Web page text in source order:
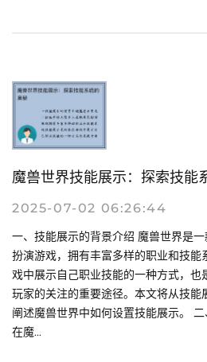
魔兽世界技能展示：探索技能
2025-07-02 06:26:44
一、技能展示的背景介绍 魔兽世界是
扮演游戏，拥有丰富多样的职业和技能
戏中展示自己职业技能的一种方式，也
玩家的关注的重要途径。本文将从技能
阐述魔兽世界中如何设置技能展示。
在魔...